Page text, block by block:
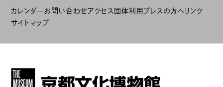
カレンダーお問い合わせアクセス 団体利用 プレスの方へリンク
サイトマップ